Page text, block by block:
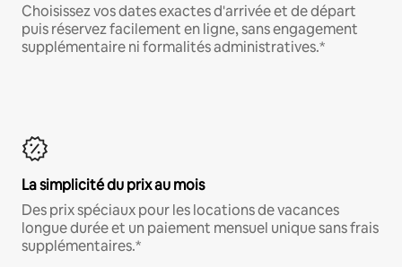
Choisissez vos dates exactes d'arrivée et de départ
puis réservez facilement en ligne, sans engagement
supplémentaire ni formalités administratives.*
La simplicité du prix au mois
Des prix spéciaux pour les locations de vacances
longue durée et un paiement mensuel unique sans frais
supplémentaires.*